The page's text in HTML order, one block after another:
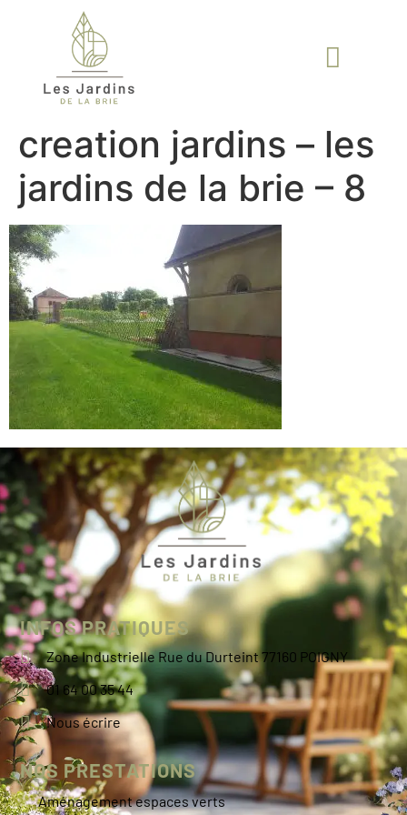
creation jardins – les
jardins de la brie – 8
INFOS PRATIQUES
Zone Industrielle Rue du Durteint 77160 POIGNY
01 64 00 35 44
Nous écrire
NOS PRESTATIONS
Aménagement espaces verts